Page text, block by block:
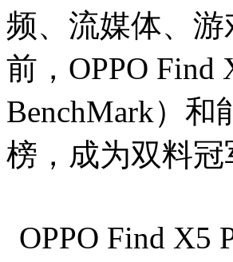
频、流媒体、
前，OPPO
BenchMark）
榜，成为双料冠
OPPO Find X5